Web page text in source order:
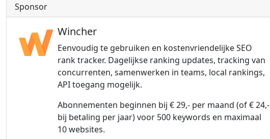
Sponsor
Wincher
Eenvoudig te gebruiken en kostenvriendelijke SEO
rank tracker. Dagelijkse ranking updates, tracking van
concurrenten, samenwerken in teams, local rankings,
API toegang mogelijk.
Abonnementen beginnen bij € 29,- per maand (of € 24,-
bij betaling per jaar) voor 500 keywords en maximaal
10 websites.